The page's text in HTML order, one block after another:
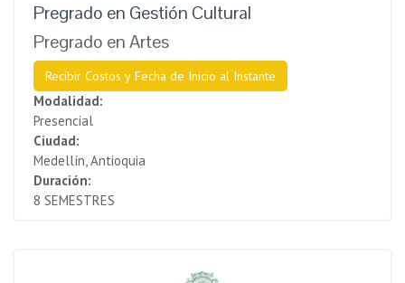
Pregrado en Gestión Cultural
Pregrado en Artes
Recibir Costos y Fecha de Inicio al Instante
Modalidad:
Presencial
Ciudad:
Medellín, Antioquia
Duración:
8 SEMESTRES